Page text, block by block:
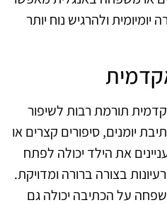
ולהרגיש נוח יותר
תורמת רבות לשיפור
יומנים, סיפורים קצרים או
את הילד יכולה לפתח
בצורה ברורה ומדויקת.
על הכתיבה יכולה גם